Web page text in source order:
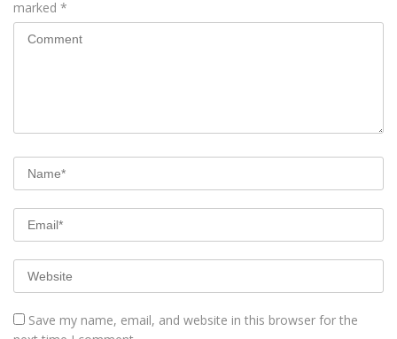
marked *
Save my name, email, and website in this browser for the